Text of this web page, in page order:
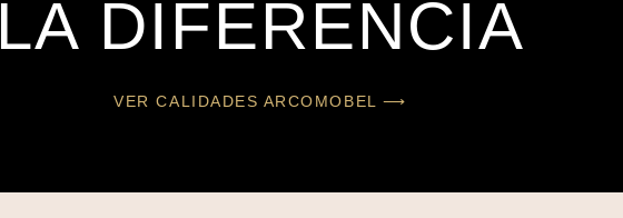
LA DIFERENCIA
VER CALIDADES ARCOMOBEL ⟶